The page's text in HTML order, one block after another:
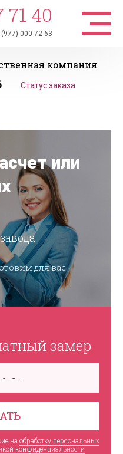
71 40
000-72-63
компания
Статус заказа
или
для вас
замер
на обработку персональных
конфиденциальности